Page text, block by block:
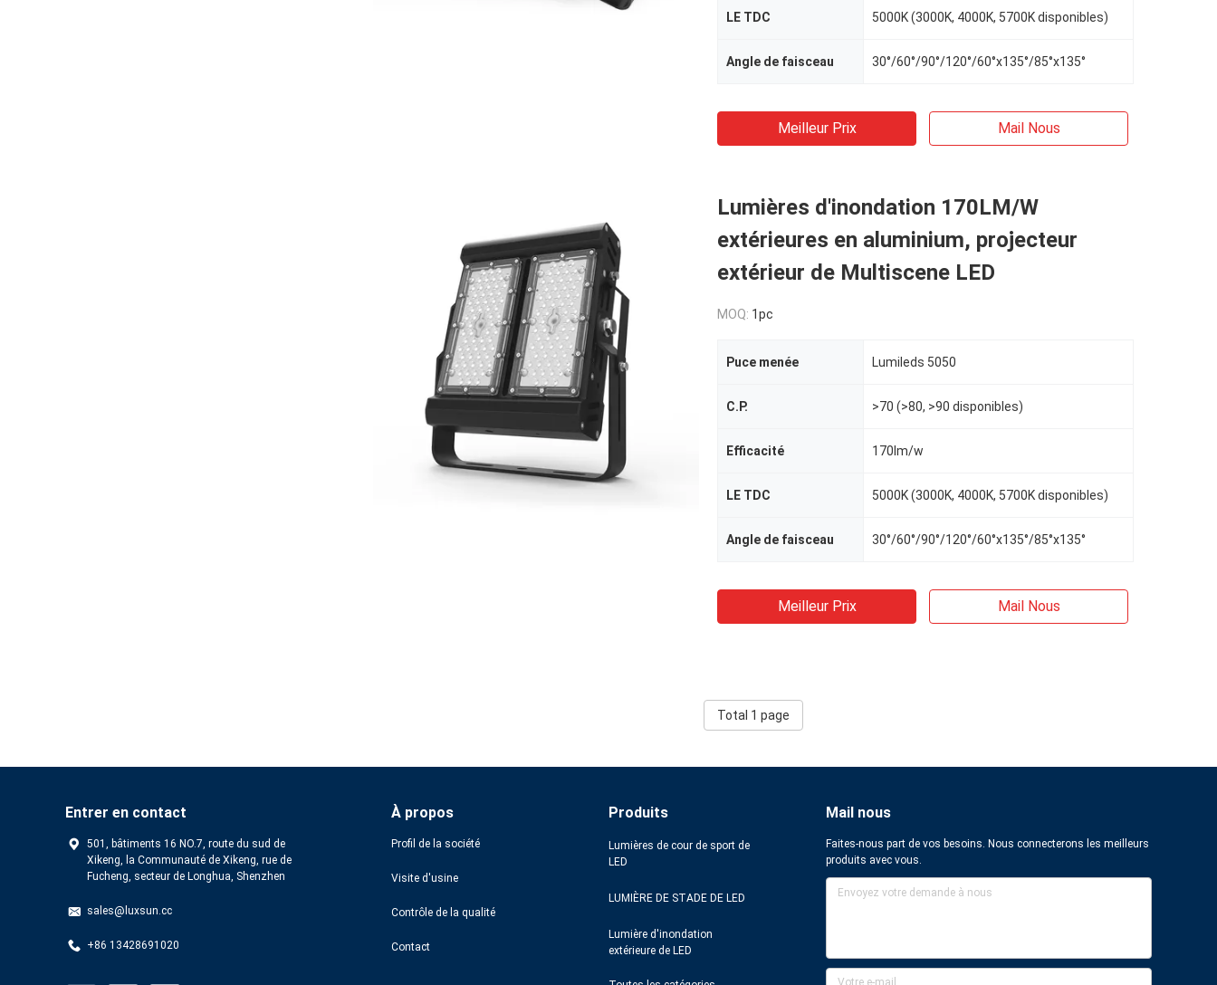
LE TDC 5000K (3000K, 4000K, 5700K disponibles)
Angle de faisceau 30°/60°/90°/120°/60°x135°/85°x135°
Meilleur Prix Mail Nous
Lumières d'inondation 170LM/W
extérieures en aluminium, projecteur
extérieur de Multiscene LED
MOQ: 1pc
Puce menée Lumileds 5050
C.P. >70 (>80, >90 disponibles)
Efficacité 170lm/w
LE TDC 5000K (3000K, 4000K, 5700K disponibles)
Angle de faisceau 30°/60°/90°/120°/60°x135°/85°x135°
Meilleur Prix Mail Nous
Total 1 page
Entrer en contact
501, bâtiments 16 NO.7, route du sud de
Xikeng, la Communauté de Xikeng, rue de
Fucheng, secteur de Longhua, Shenzhen
sales@luxsun.cc
+86 13428691020
À propos
Profil de la société
Visite d'usine
Contrôle de la qualité
Contact
Produits
Lumières de cour de sport de
LED
LUMIÈRE DE STADE DE LED
Lumière d'inondation
extérieure de LED
Mail nous
Faites-nous part de vos besoins. Nous connecterons les meilleurs
produits avec vous.